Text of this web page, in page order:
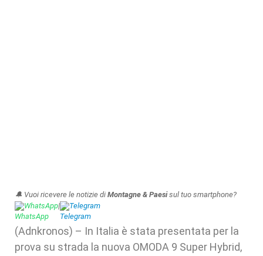
🔔 Vuoi ricevere le notizie di Montagne & Paesisul tuo smartphone?
WhatsApp| Telegram
(Adnkronos) – In Italia è stata presentata per la
prova su strada la nuova OMODA 9 Super Hybrid,